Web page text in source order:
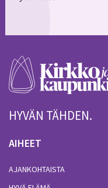
HYVÄN TÄHDEN.
AIHEET
AJANKOHTAISTA